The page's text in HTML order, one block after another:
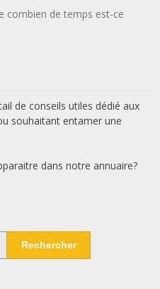
combien de temps est-ce
de conseils utiles dédié aux
souhaitant entamer une
dans notre annuaire?